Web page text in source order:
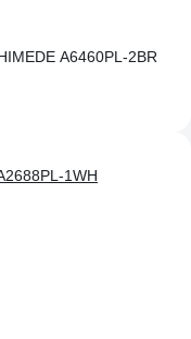
A6460PL-2BR